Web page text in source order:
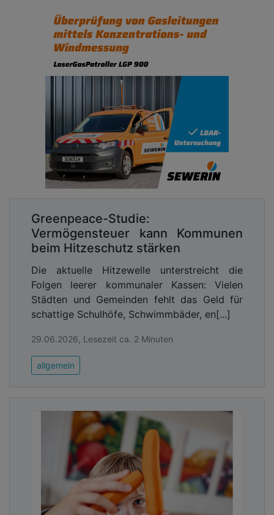
Greenpeace-Studie:
Vermögensteuer kann Kommunen
beim Hitzeschutz stärken
Die aktuelle Hitzewelle unterstreicht die
Folgen leerer kommunaler Kassen: Vielen
Städten und Gemeinden fehlt das Geld für
schattige Schulhöfe, Schwimmbäder, en[...]
29.06.2026, Lesezeit ca. 2 Minuten
allgemein